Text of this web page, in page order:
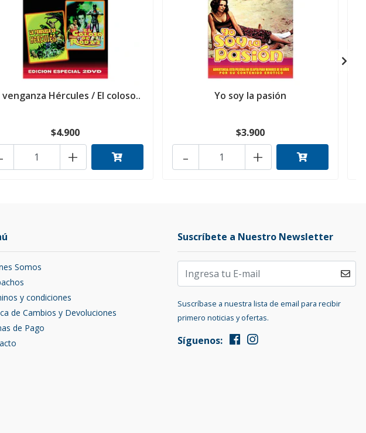
venganza Hércules / El coloso..
$4.900
+
Yo soy la pasión
$3.900
+
-
Somos
y condiciones
de Cambios y Devoluciones
de Pago
Suscríbete a Nuestro Newsletter
Suscríbase a nuestra lista de email para recibir
primero noticias y ofertas.
Síguenos: